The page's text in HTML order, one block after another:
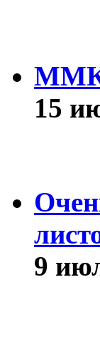
ММК
15
9